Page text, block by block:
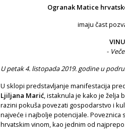
Ogranak Matice
imaju čast
-
U petak 4. listopada 2019. godine u
U sklopi predstavljanje manifestacija
Ljiljana Marić, istaknula je kako je želja
razini pokuša povezati gospodarstvo i
najveće i najbolje potencijale.
hrvatskim vinom, kao jednim od